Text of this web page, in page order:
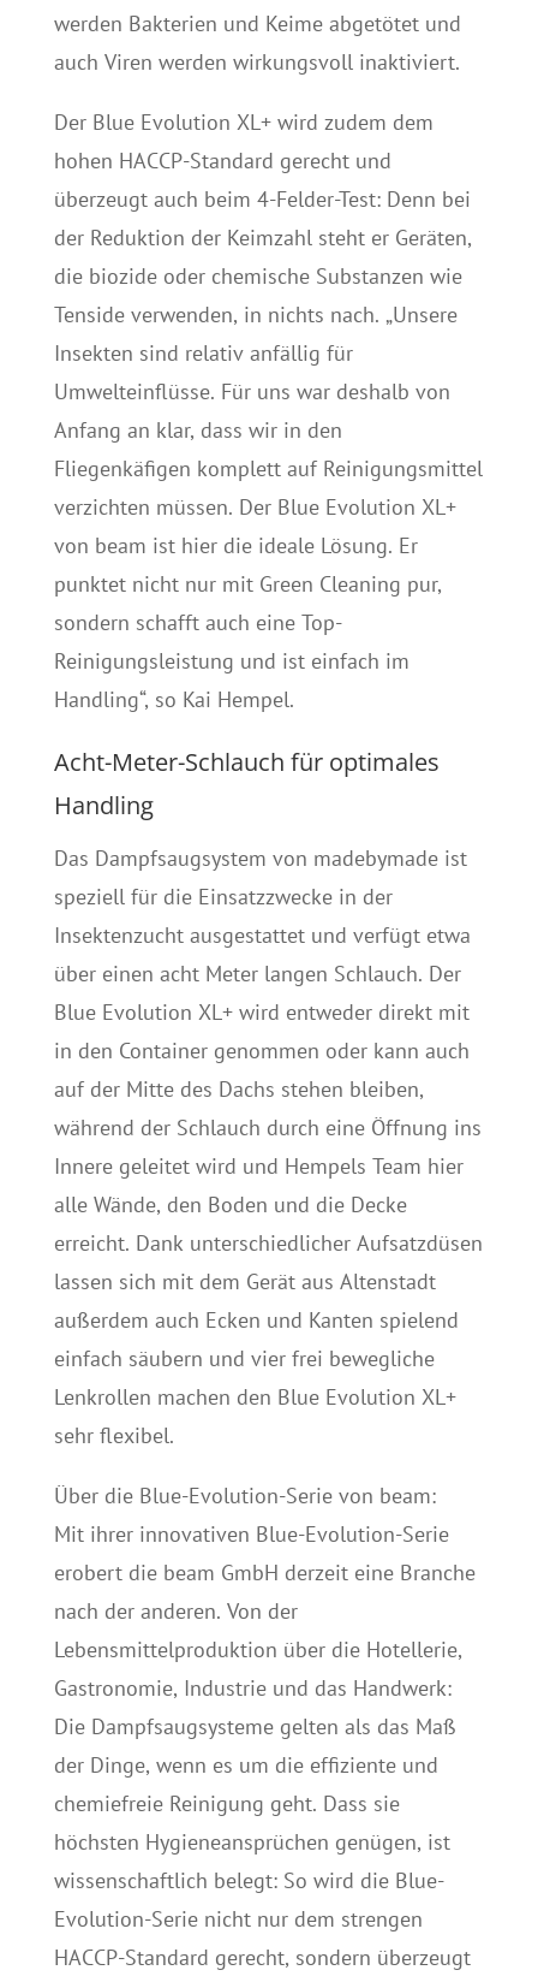
werden Bakterien und Keime abgetötet und
auch Viren werden wirkungsvoll inaktiviert.
Der Blue Evolution XL+ wird zudem dem
hohen HACCP-Standard gerecht und
überzeugt auch beim 4-Felder-Test: Denn bei
der Reduktion der Keimzahl steht er Geräten,
die biozide oder chemische Substanzen wie
Tenside verwenden, in nichts nach. „Unsere
Insekten sind relativ anfällig für
Umwelteinflüsse. Für uns war deshalb von
Anfang an klar, dass wir in den
Fliegenkäfigen komplett auf Reinigungsmittel
verzichten müssen. Der Blue Evolution XL+
von beam ist hier die ideale Lösung. Er
punktet nicht nur mit Green Cleaning pur,
sondern schafft auch eine Top-
Reinigungsleistung und ist einfach im
Handling“, so Kai Hempel.
Acht-Meter-Schlauch für optimales
Handling
Das Dampfsaugsystem von madebymade ist
speziell für die Einsatzzwecke in der
Insektenzucht ausgestattet und verfügt etwa
über einen acht Meter langen Schlauch. Der
Blue Evolution XL+ wird entweder direkt mit
in den Container genommen oder kann auch
auf der Mitte des Dachs stehen bleiben,
während der Schlauch durch eine Öffnung ins
Innere geleitet wird und Hempels Team hier
alle Wände, den Boden und die Decke
erreicht. Dank unterschiedlicher Aufsatzdüsen
lassen sich mit dem Gerät aus Altenstadt
außerdem auch Ecken und Kanten spielend
einfach säubern und vier frei bewegliche
Lenkrollen machen den Blue Evolution XL+
sehr flexibel.
Über die Blue-Evolution-Serie von beam:
Mit ihrer innovativen Blue-Evolution-Serie
erobert die beam GmbH derzeit eine Branche
nach der anderen. Von der
Lebensmittelproduktion über die Hotellerie,
Gastronomie, Industrie und das Handwerk:
Die Dampfsaugsysteme gelten als das Maß
der Dinge, wenn es um die effiziente und
chemiefreie Reinigung geht. Dass sie
höchsten Hygieneansprüchen genügen, ist
wissenschaftlich belegt: So wird die Blue-
Evolution-Serie nicht nur dem strengen
HACCP-Standard gerecht, sondern überzeugt